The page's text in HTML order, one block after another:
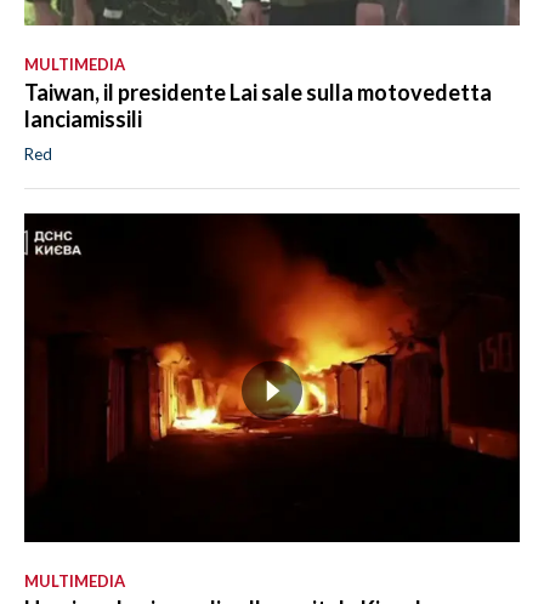
MULTIMEDIA
Taiwan, il presidente Lai sale sulla motovedetta
lanciamissili
Red
MULTIMEDIA